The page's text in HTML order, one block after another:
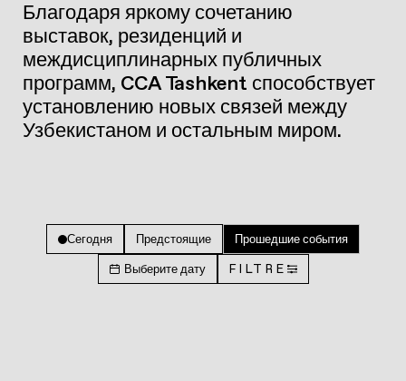
Благодаря яркому сочетанию
выставок, резиденций и
междисциплинарных публичных
программ, CCA Tashkent способствует
установлению новых связей между
Узбекистаном и остальным миром.
Сегодня Предстоящие Прошедшие события
Выберите дату FILTRE